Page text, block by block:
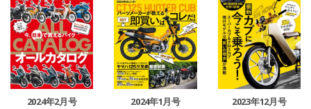
2024年2月号 2024年1月号 2023年12月号